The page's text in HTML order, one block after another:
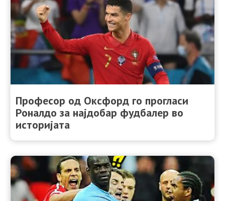
Професор од Оксфорд го прогласи
Роналдо за најдобар фудбалер во
историјата